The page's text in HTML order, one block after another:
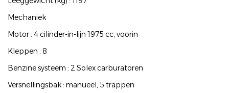
Mechaniek
Motor : 4 cilinder-in-lijn 1975 cc, voorin
Kleppen : 8
Benzine systeem : 2 Solex carburatoren
Versnellingsbak : manueel, 5 trappen